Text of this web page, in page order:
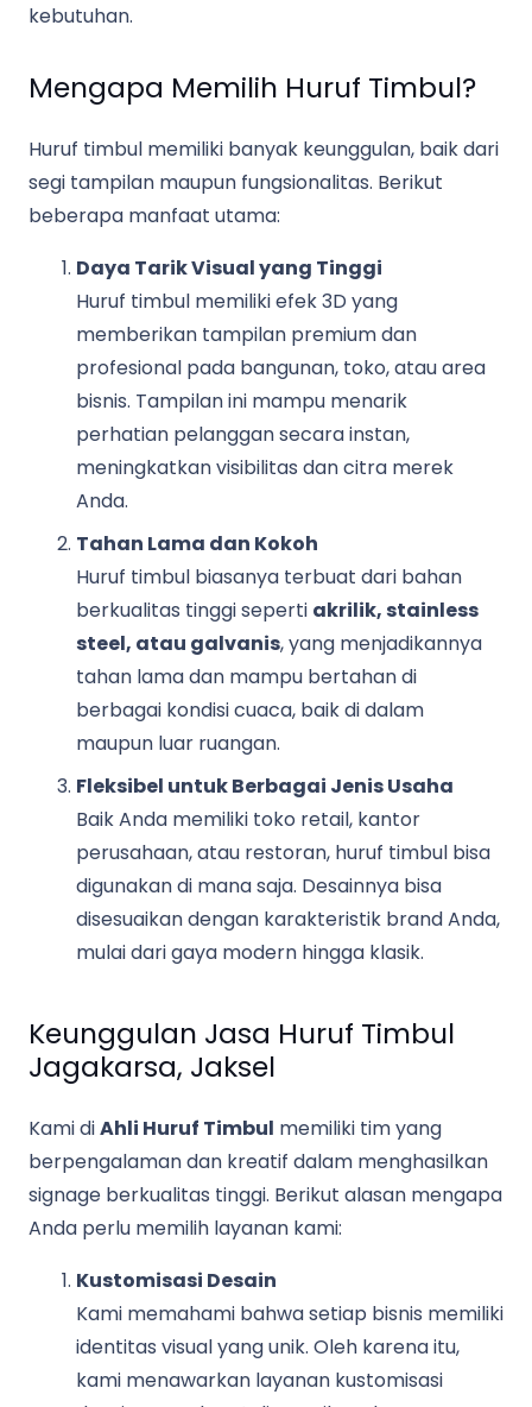
kebutuhan.
Mengapa Memilih Huruf Timbul?
Huruf timbul memiliki banyak keunggulan, baik dari
segi tampilan maupun fungsionalitas. Berikut
beberapa manfaat utama:
Daya Tarik Visual yang Tinggi
Huruf timbul memiliki efek 3D yang
memberikan tampilan premium dan
profesional pada bangunan, toko, atau area
bisnis. Tampilan ini mampu menarik
perhatian pelanggan secara instan,
meningkatkan visibilitas dan citra merek
Anda.
Tahan Lama dan Kokoh
Huruf timbul biasanya terbuat dari bahan
berkualitas tinggi seperti akrilik, stainless
steel, atau galvanis, yang menjadikannya
tahan lama dan mampu bertahan di
berbagai kondisi cuaca, baik di dalam
maupun luar ruangan.
Fleksibel untuk Berbagai Jenis Usaha
Baik Anda memiliki toko retail, kantor
perusahaan, atau restoran, huruf timbul bisa
digunakan di mana saja. Desainnya bisa
disesuaikan dengan karakteristik brand Anda,
mulai dari gaya modern hingga klasik.
Keunggulan Jasa Huruf Timbul
Jagakarsa, Jaksel
Kami diAhli Huruf Timbul memiliki tim yang
berpengalaman dan kreatif dalam menghasilkan
signage berkualitas tinggi. Berikut alasan mengapa
Anda perlu memilih layanan kami:
Kustomisasi Desain
Kami memahami bahwa setiap bisnis memiliki
identitas visual yang unik. Oleh karena itu,
kami menawarkan layanan kustomisasi